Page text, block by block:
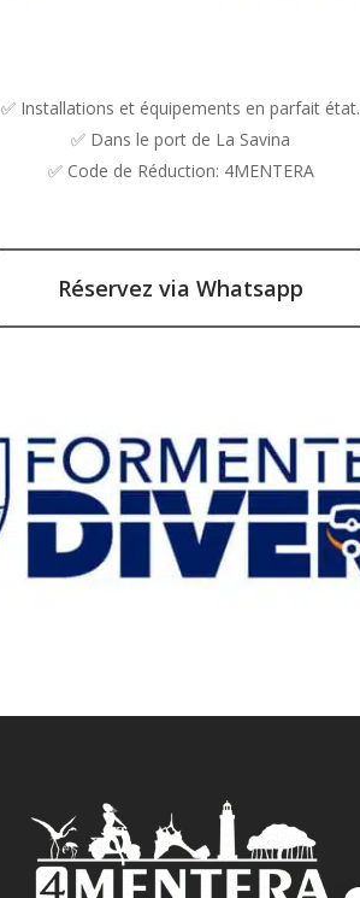
✅ Installations et équipements en parfait état.
✅ Dans le port de La Savina
✅ Code de Réduction: 4MENTERA
Réservez via Whatsapp